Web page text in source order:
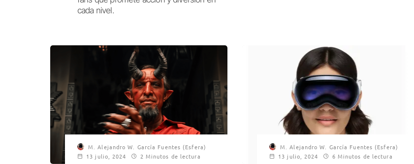
cada nivel.
M. Alejandro W. García Fuentes (Esfera)
13 julio, 2024
2 Minutos de lectura
M. Alejandro W. García Fuentes (Esfera)
13 julio, 2024
6 Minutos de lectura